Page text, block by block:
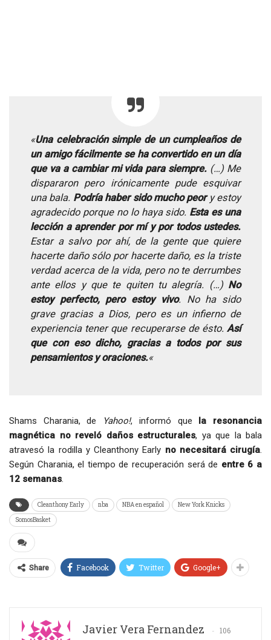
«Una celebración simple de un cumpleaños de
un amigo fácilmente se ha convertido en un día
que va a cambiar mi vida para siempre. (…) Me
dispararon pero irónicamente pude esquivar
una bala. Podría haber sido mucho peory estoy
agradecido porque no lo haya sido. Esta es una
lección a aprender por mí y por todos ustedes.
Estar a salvo por ahí, de la gente que quiere
hacerte daño sólo por hacerte daño, es la triste
verdad acerca de la vida, pero no te derrumbes
ante ellos y que te quiten tu alegría. (…) No
estoy perfecto, pero estoy vivo. No ha sido
grave gracias a Dios, pero es un infierno de
experiencia tener que recuperarse de ésto. Así
que con eso dicho, gracias a todos por sus
pensamientos y oraciones.«
Shams Charania, de Yahoo!, informó que la resonancia
magnética no reveló daños estructurales, ya que la bala
atravesó la rodilla y Cleanthony Early no necesitará cirugía.
Según Charania, el tiempo de recuperación será de entre 6 a
12 semanas.
Cleanthony Early nba NBA en español
New York Knicks
SomosBasket
Share Facebook Twitter Google+
Javier Vera Fernandez 106